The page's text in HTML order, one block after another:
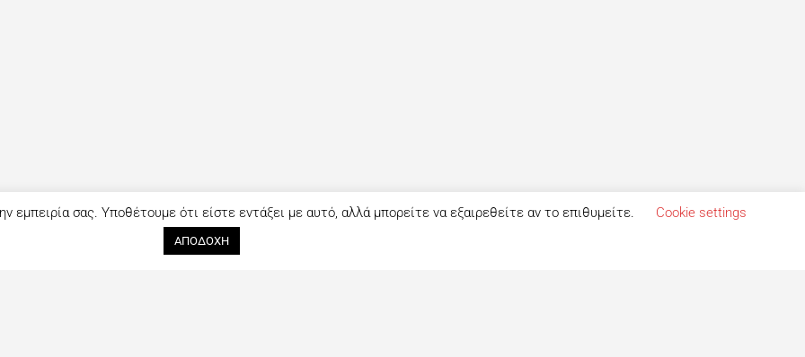
εμπειρία σας. Υποθέτουμε ότι είστε εντάξει με αυτό, αλλά μπορείτε να εξαιρεθείτε αν το επιθυμείτε. Cookie settings
ΑΠΟΔΟΧΗ